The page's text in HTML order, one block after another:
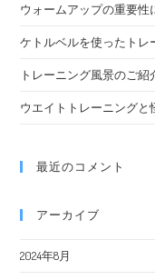
ウォームアップの重要性
ケトルベルを使ったト
トレーニング風景のご
ウエイトトレーニングと
最近のコメント
アーカイブ
2024年8月